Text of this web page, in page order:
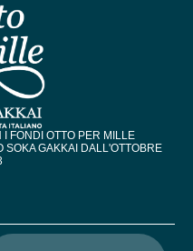
I FONDI OTTO PER MILLE
SOKA GAKKAI DALL'OTTOBRE